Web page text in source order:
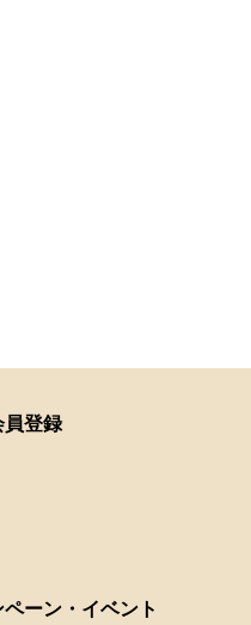
員登録
ペーン・イベント